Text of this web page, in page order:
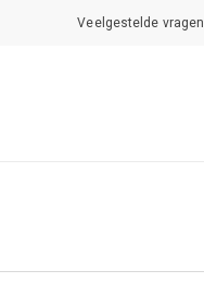
Veelgestelde vragen